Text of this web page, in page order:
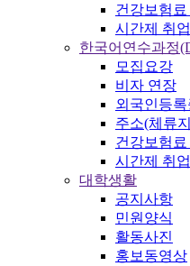
건강보험료
시간제 취
한국어연수과정
모집요강
비자 연장
외국인등
주소(체류
건강보험료
시간제 취
대학생활
공지사항
민원양식
활동사진
홍보동영상